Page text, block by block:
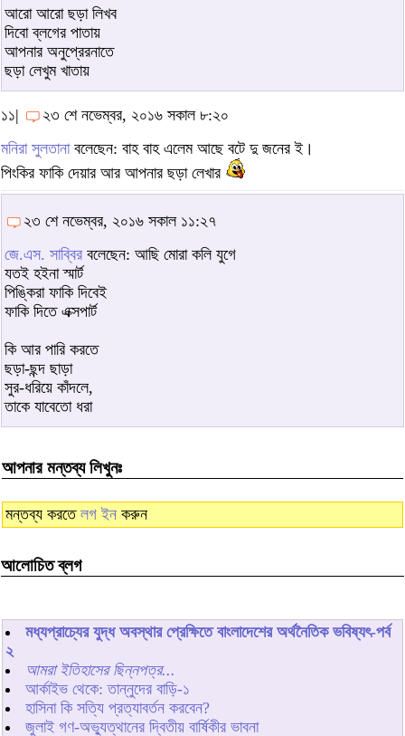
আরো আরো ছড়া লিখব
দিবো ব্লগের পাতায়
আপনার অনুপ্রেরনাতে
ছড়া লেখুম খাতায়
১১|
২৩ শে নভেম্বর, ২০১৬ সকাল ৮:২০
মনিরা সুলতানাবলেছেন: বাহ বাহ এলেম আছে বটে দু জনের ই।
পিংকির ফাকি দেয়ার আর আপনার ছড়া লেখার
২৩ শে নভেম্বর, ২০১৬ সকাল ১১:২৭
জে.এস. সাব্বির বলেছেন: আছি মোরা কলি যুগে
যতই হইনা স্মার্ট
পিঙ্কিরা ফাকি দিবেই
ফাকি দিতে এক্সপার্ট
কি আর পারি করতে
ছড়া-ছন্দ ছাড়া
সুর-ধরিয়ে কাঁদলে,
তাকে যাবেতো ধরা
আপনার মন্তব্য লিখুনঃ
মন্তব্য করতে লগ ইন করুন
আলোচিত ব্লগ
মধ্যপ্রাচ্যের যুদ্ধ অবস্থার প্রেক্ষিতে বাংলাদেশের অর্থনৈতিক ভবিষ্যৎ-পর্ব
২
আমরা ইতিহাসের ছিন্নপত্র...
আর্কাইভ থেকে: তান্নুদের বাড়ি-১
হাসিনা কি সত্যি প্রত্যাবর্তন করবেন?
জুলাই গণ-অভ্যুত্থানের দ্বিতীয় বার্ষিকীর ভাবনা